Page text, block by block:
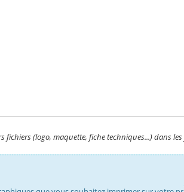
fichiers (logo, maquette, fiche techniques...) dans